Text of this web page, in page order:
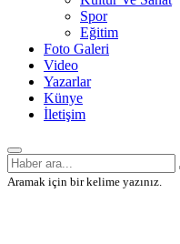
Spor
Eğitim
Foto Galeri
Video
Yazarlar
Künye
İletişim
Aramak için bir kelime yazınız.